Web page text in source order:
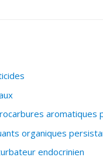
aromatiques
organiques
endocrinien